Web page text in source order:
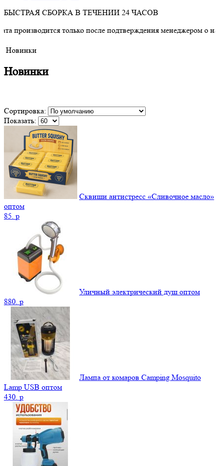
БЫСТРАЯ СБОРКА В ТЕЧЕНИИ 24 ЧАСОВ
только после подтверждения менеджером о наличии
Новинки
Новинки
Сортировка:
Показать:
Сквиши антистресс «Сливочное масло»
оптом
85. p
Уличный электрический душ оптом
880. p
Лампа от комаров Camping Mosquito
Lamp USB оптом
430. p